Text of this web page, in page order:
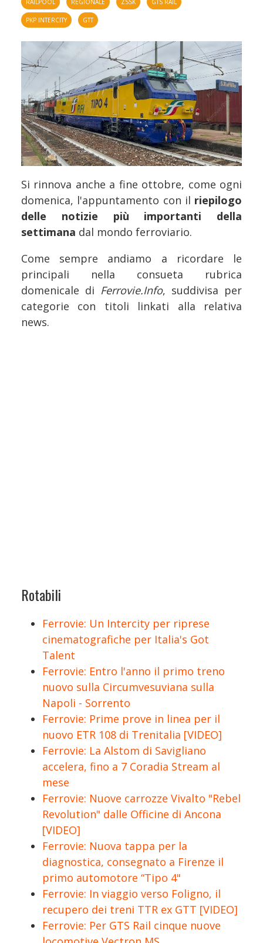
RAILPOOL REGIONALE ZSSK GTS RAIL
PKP INTERCITY GTT
Si rinnova anche a fine ottobre, come ogni
domenica, l'appuntamento con il riepilogo
delle notizie più importanti della
settimana dal mondo ferroviario.
Come sempre andiamo a ricordare le
principali nella consueta rubrica
domenicale di Ferrovie.Info, suddivisa per
categorie con titoli linkati alla relativa
news.
Rotabili
Ferrovie: Un Intercity per riprese
cinematografiche per Italia's Got
Talent
Ferrovie: Entro l'anno il primo treno
nuovo sulla Circumvesuviana sulla
Napoli - Sorrento
Ferrovie: Prime prove in linea per il
nuovo ETR 108 di Trenitalia [VIDEO]
Ferrovie: La Alstom di Savigliano
accelera, fino a 7 Coradia Stream al
mese
Ferrovie: Nuove carrozze Vivalto "Rebel
Revolution" dalle Officine di Ancona
[VIDEO]
Ferrovie: Nuova tappa per la
diagnostica, consegnato a Firenze il
primo automotore “Tipo 4"
Ferrovie: In viaggio verso Foligno, il
recupero dei treni TTR ex GTT [VIDEO]
Ferrovie: Per GTS Rail cinque nuove